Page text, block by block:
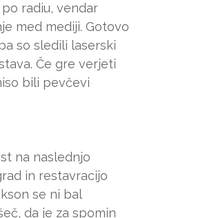
radiu, vendar
med mediji. Gotovo
so sledili laserski
Če gre verjeti
bili pevčevi
na naslednjo
in restavracijo
se ni bal
da je za spomin